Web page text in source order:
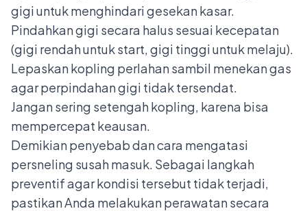
gigi untuk menghindari gesekan kasar.
Pindahkan gigi secara halus sesuai kecepatan
(gigi rendah untuk start, gigi tinggi untuk melaju).
Lepaskan kopling perlahan sambil menekan gas
agar perpindahan gigi tidak tersendat.
Jangan sering setengah kopling, karena bisa
mempercepat keausan.
Demikian penyebab dan cara mengatasi
persneling susah masuk. Sebagai langkah
preventif agar kondisi tersebut tidak terjadi,
pastikan Anda melakukan perawatan secara